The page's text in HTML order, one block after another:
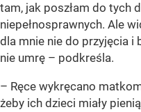
tam, jak poszłam do tych
niepełnosprawnych. Ale
dla mnie nie do przyjęcia i
nie umrę – podkreśla.
– Ręce wykręcano
żeby ich dzieci miały